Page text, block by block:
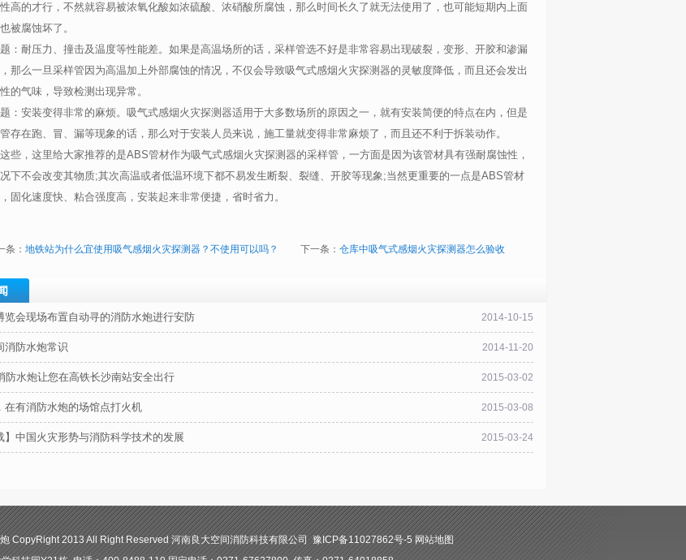
高的才行，不然就容易被浓氧化酸如浓硫酸、浓硝酸所腐蚀，那么时间长久了就无法使用了，也可能短期内上面
被腐蚀坏了。
：耐压力、撞击及温度等性能差。如果是高温场所的话，采样管选不好是非常容易出现破裂，变形、开胶和渗漏
那么一旦采样管因为高温加上外部腐蚀的情况，不仅会导致吸气式感烟火灾探测器的灵敏度降低，而且还会发出
的气味，导致检测出现异常。
：安装变得非常的麻烦。吸气式感烟火灾探测器适用于大多数场所的原因之一，就有安装简便的特点在内，但是
存在跑、冒、漏等现象的话，那么对于安装人员来说，施工量就变得非常麻烦了，而且还不利于拆装动作。
些，这里给大家推荐的是ABS管材作为吸气式感烟火灾探测器的采样管，一方面是因为该管材具有强耐腐蚀性，
下不会改变其物质;其次高温或者低温环境下都不易发生断裂、裂缝、开胶等现象;当然更重要的一点是ABS管材
固化速度快、粘合强度高，安装起来非常便捷，省时省力。
条： 地铁站为什么宜使用吸气感烟火灾探测器？不使用可以吗？ 下一条： 仓库中吸气式感烟火灾探测器怎么验收
2014-10-15
览会现场布置自动寻的消防水炮进行安防
2014-11-20
消防水炮常识
2015-03-02
防水炮让您在高铁长沙南站安全出行
2015-03-08
在有消防水炮的场馆点打火机
2015-03-24
】中国火灾形势与消防科学技术的发展
CopyRight 2013 All Right Reserved 河南良大空间消防科技有限公司 豫ICP备11027862号-5网站地图